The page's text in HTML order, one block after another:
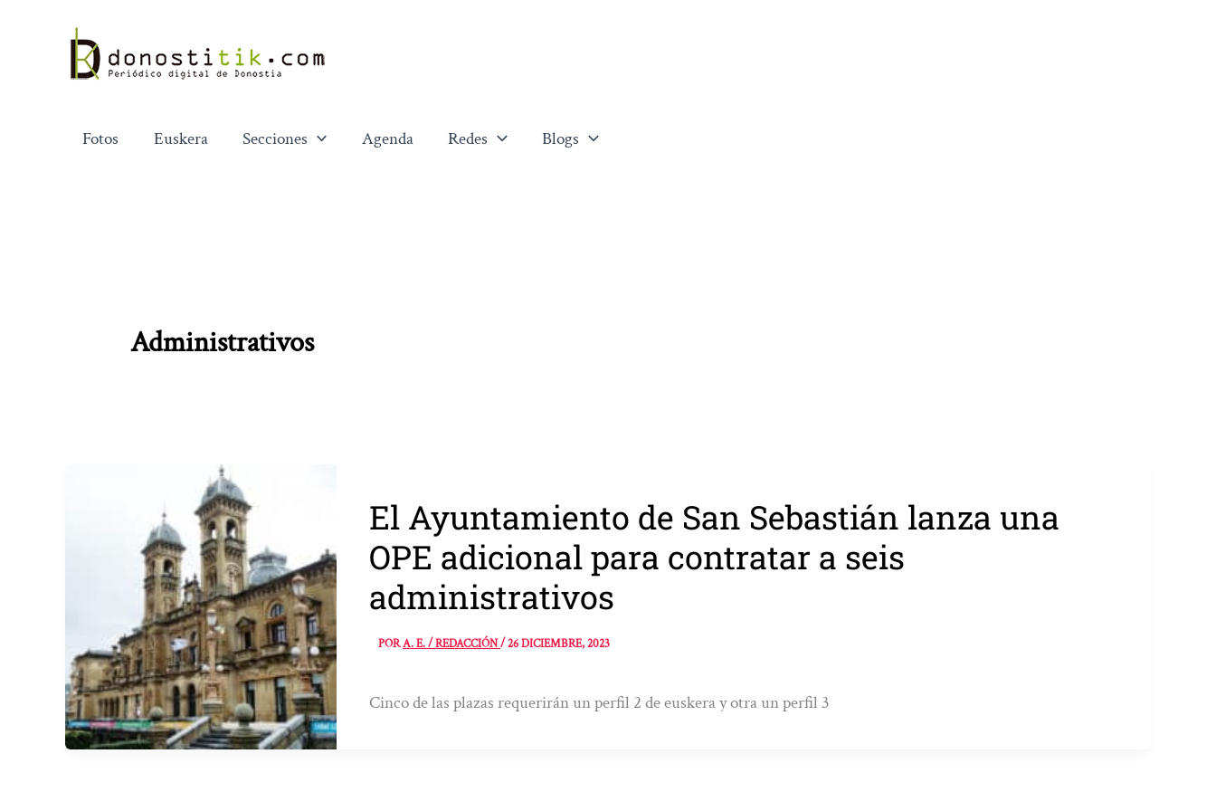
contenido
Fotos Euskera Secciones Agenda Redes Blogs
Administrativos
El Ayuntamiento de San Sebastián lanza una
OPE adicional para contratar a seis
administrativos
PORA. E. / REDACCIÓN/26 DICIEMBRE, 2023
Cinco de las plazas requerirán un perfil 2 de euskera y otra un perfil 3